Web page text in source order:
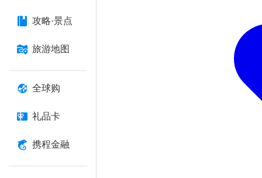
攻略·景点
旅游地图
全球购
礼品卡
携程金融